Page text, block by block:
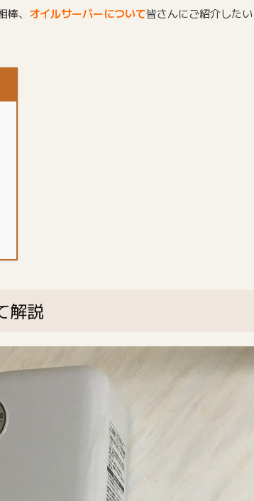
、 オイルサーバーについて皆さんにご紹介した
解説